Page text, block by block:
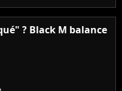
? Black M balance